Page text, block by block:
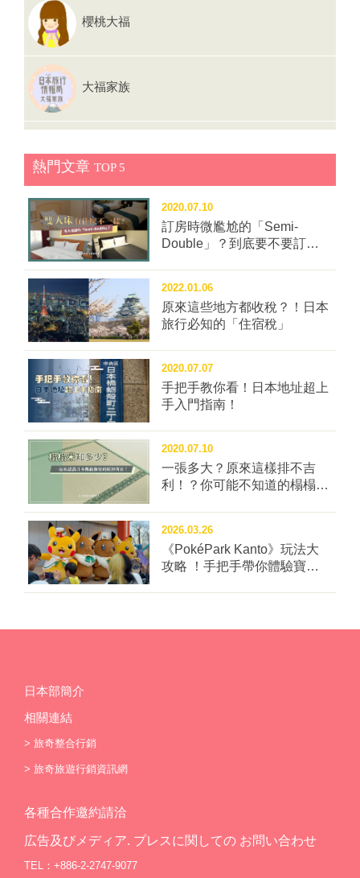
照片和相關史料的資料室。 飯店全館客房共48間、8種
房型，簡約現代的設計提供旅客最沒壓力的住宿空間。
位在山坡上的地形優勢，則讓房客不須人擠人、直接坐
擁獨家美景；部分客房從窗戶望出便能親眼感受八坂塔
的存在感。擁有獨立陽台的客房，更能悠閒久坐、欣賞
近在眼前的八坂塔。 ▲從窗戶就能望見八坂塔的高級套
房。 ▲擁有專...…
櫻桃大福
大福家族
熱門文章 TOP 5
2020.07.10
訂房時微尷尬的「Semi-
Double」？到底要不要訂這
2022.01.06
原來這些地方都收稅？！日本
旅行必知的「住宿稅」
2020.07.07
手把手教你看！日本地址超上
手入門指南！
2020.07.10
一張多大？原來這樣排不吉
利！？你可能不知道的榻榻米
2026.03.26
《PokéPark Kanto》玩法大
攻略 ！手把手帶你體驗寶可
日本部簡介
相關連結
> 旅奇整合行銷
> 旅奇旅遊行銷資訊網
各種合作邀約請洽
広告及びメディア. プレスに関しての お問い合わせ
TEL：+886-2-2747-9077